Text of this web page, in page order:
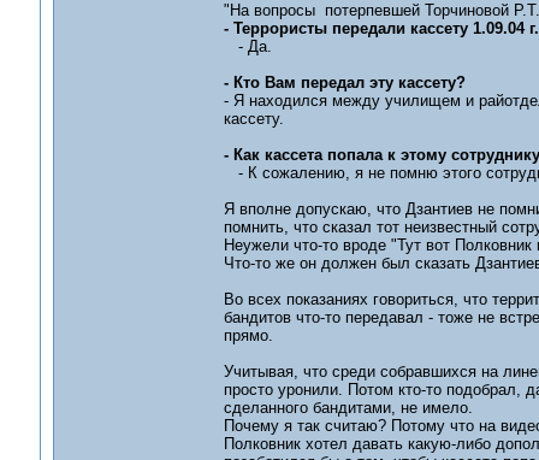
"На вопросы потерпевшей Торчиновой
- Террористы передали кассету 1.09.04
- Да.
- Кто Вам передал эту кассету?
- Я находился между училищем и
кассету.
- Как кассета попала к этому
- К сожалению, я не помню этого
Я вполне допускаю, что Дзантиев не
помнить, что сказал тот неизвестный
Неужели что-то вроде "Тут вот
Что-то же он должен был сказать
Во всех показаниях говориться, что
бандитов что-то передавал - тоже не
прямо.
Учитывая, что среди собравшихся на
просто уронили. Потом кто-то подобрал,
сделанного бандитами, не имело.
Почему я так считаю? Потому что на
Полковник хотел давать какую-либо